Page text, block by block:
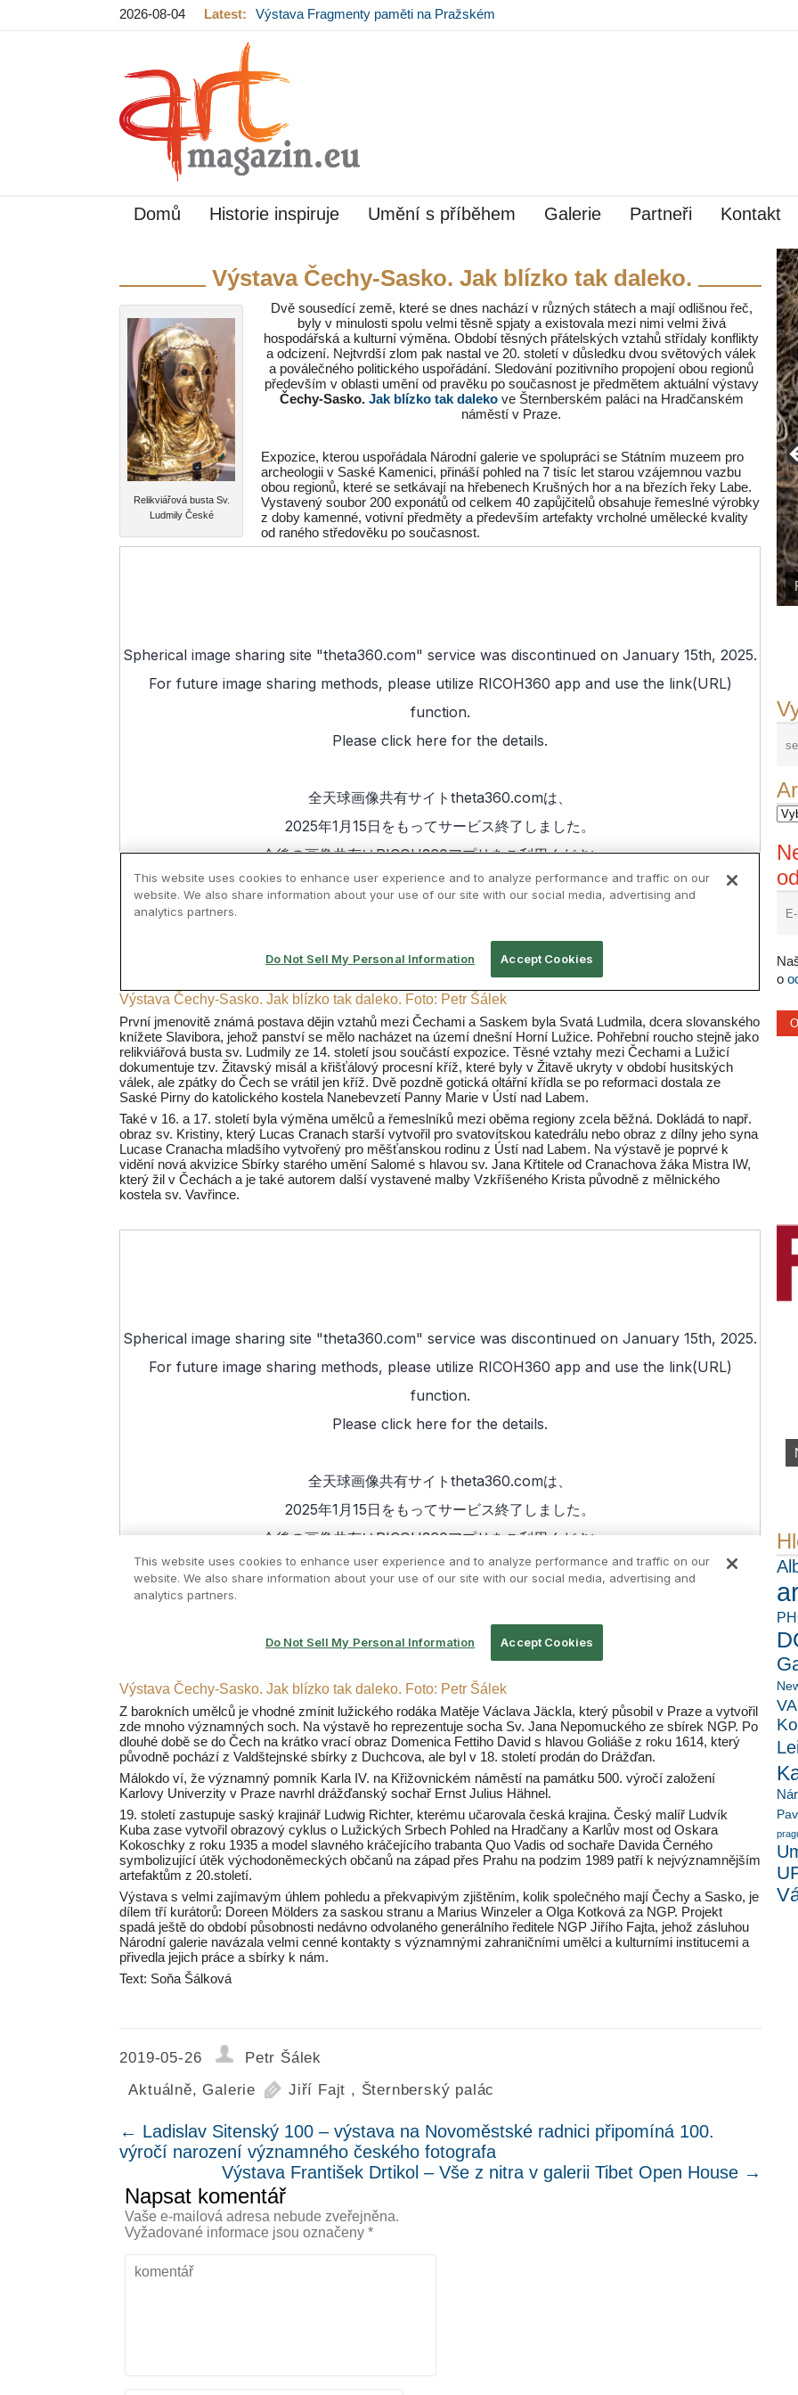
2026-08-04 Latest:
Výstava Fragmenty paměti na Pražském
Domů Historie inspiruje Umění s příběhem Galerie Partneři Kontakt
o
Výstava Čechy-Sasko. Jak blízko tak daleko.
Relikviářová busta Sv.
Ludmily České
Dvě sousedící země, které se dnes nachází v různých státech a mají odlišnou řeč,
byly v minulosti spolu velmi těsně spjaty a existovala mezi nimi velmi živá
hospodářská a kulturní výměna. Období těsných přátelských vztahů střídaly konflikty
a odcizení. Nejtvrdší zlom pak nastal ve 20. století v důsledku dvou světových válek
a poválečného politického uspořádání. Sledování pozitivního propojení obou regionů
především v oblasti umění od pravěku po současnost je předmětem aktuální výstavy
Čechy-Sasko.Jak blízko tak daleko ve Šternberském paláci na Hradčanském
náměstí v Praze.
Expozice, kterou uspořádala Národní galerie ve spolupráci se Státním muzeem pro
archeologii v Saské Kamenici, přináší pohled na 7 tisíc let starou vzájemnou vazbu
obou regionů, které se setkávají na hřebenech Krušných hor a na březích řeky Labe.
Vystavený soubor 200 exponátů od celkem 40 zapůjčitelů obsahuje řemeslné výrobky
z doby kamenné, votivní předměty a především artefakty vrcholné umělecké kvality
od raného středověku po současnost.
Výstava Čechy-Sasko. Jak blízko tak daleko. Foto: Petr Šálek
První jmenovitě známá postava dějin vztahů mezi Čechami a Saskem byla Svatá Ludmila, dcera slovanského
knížete Slavibora, jehož panství se mělo nacházet na území dnešní Horní Lužice. Pohřební roucho stejně jako
relikviářová busta sv. Ludmily ze 14. století jsou součástí expozice. Těsné vztahy mezi Čechami a Lužicí
dokumentuje tzv. Žitavský misál a křišťálový procesní kříž, které byly v Žitavě ukryty v období husitských
válek, ale zpátky do Čech se vrátil jen kříž. Dvě pozdně gotická oltářní křídla se po reformaci dostala ze
Saské Pirny do katolického kostela Nanebevzetí Panny Marie v Ústí nad Labem.
Také v 16. a 17. století byla výměna umělců a řemeslníků mezi oběma regiony zcela běžná. Dokládá to např.
obraz sv. Kristiny, který Lucas Cranach starší vytvořil pro svatovítskou katedrálu nebo obraz z dílny jeho syna
Lucase Cranacha mladšího vytvořený pro měšťanskou rodinu z Ústí nad Labem. Na výstavě je poprvé k
vidění nová akvizice Sbírky starého umění Salomé s hlavou sv. Jana Křtitele od Cranachova žáka Mistra IW,
který žil v Čechách a je také autorem další vystavené malby Vzkříšeného Krista původně z mělnického
kostela sv. Vavřince.
Výstava Čechy-Sasko. Jak blízko tak daleko. Foto: Petr Šálek
Z barokních umělců je vhodné zmínit lužického rodáka Matěje Václava Jäckla, který působil v Praze a vytvořil
zde mnoho významných soch. Na výstavě ho reprezentuje socha Sv. Jana Nepomuckého ze sbírek NGP. Po
dlouhé době se do Čech na krátko vrací obraz Domenica Fettiho David s hlavou Goliáše z roku 1614, který
původně pochází z Valdštejnské sbírky z Duchcova, ale byl v 18. století prodán do Drážďan.
Málokdo ví, že významný pomník Karla IV. na Křižovnickém náměstí na památku 500. výročí založení
Karlovy Univerzity v Praze navrhl drážďanský sochař Ernst Julius Hähnel.
19. století zastupuje saský krajinář Ludwig Richter, kterému učarovala česká krajina. Český malíř Ludvík
Kuba zase vytvořil obrazový cyklus o Lužických Srbech Pohled na Hradčany a Karlův most od Oskara
Kokoschky z roku 1935 a model slavného kráčejícího trabanta Quo Vadis od sochaře Davida Černého
symbolizující útěk východoněmeckých občanů na západ přes Prahu na podzim 1989 patří k nejvýznamnějším
artefaktům z 20.století.
Výstava s velmi zajímavým úhlem pohledu a překvapivým zjištěním, kolik společného mají Čechy a Sasko, je
dílem tří kurátorů: Doreen Mölders za saskou stranu a Marius Winzeler a Olga Kotková za NGP. Projekt
spadá ještě do období působnosti nedávno odvolaného generálního ředitele NGP Jiřího Fajta, jehož zásluhou
Národní galerie navázala velmi cenné kontakty s významnými zahraničními umělci a kulturními institucemi a
přivedla jejich práce a sbírky k nám.
Text: Soňa Šálková
2019-05-26
Petr Šálek
Aktuálně, Galerie Jiří Fajt , Šternberský palác
← Ladislav Sitenský 100 – výstava na Novoměstské radnici připomíná 100.
výročí narození významného českého fotografa
Výstava František Drtikol – Vše z nitra v galerii Tibet Open House →
Napsat komentář
Vaše e-mailová adresa nebude zveřejněna.
Vyžadované informace jsou označeny*